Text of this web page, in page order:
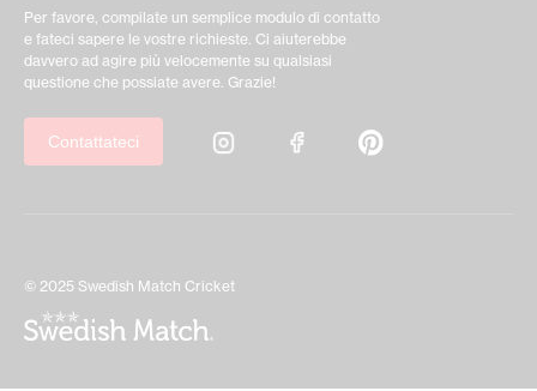
Per favore, compilate un semplice modulo di contatto
e fateci sapere le vostre richieste. Ci aiuterebbe
davvero ad agire più velocemente su qualsiasi
questione che possiate avere. Grazie!
Contattateci
© 2025 Swedish Match Cricket